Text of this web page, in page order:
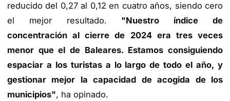
reducido del 0,27 al 0,12 en cuatro años, siendo cero
el mejor resultado. "Nuestro índice de
concentración al cierre de 2024 era tres veces
menor que el de Baleares. Estamos consiguiendo
espaciar a los turistas a lo largo de todo el año, y
gestionar mejor la capacidad de acogida de los
municipios", ha opinado.